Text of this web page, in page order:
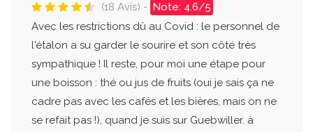
(18 Avis) - Note: 4.6/5
Avec les restrictions dû au Covid : le personnel de
l'étalon a su garder le sourire et son côté très
sympathique ! Il reste, pour moi une étape pour
une boisson : thé ou jus de fruits (oui je sais ça ne
cadre pas avec les cafés et les bières, mais on ne
se refait pas !), quand je suis sur Guebwiller. à